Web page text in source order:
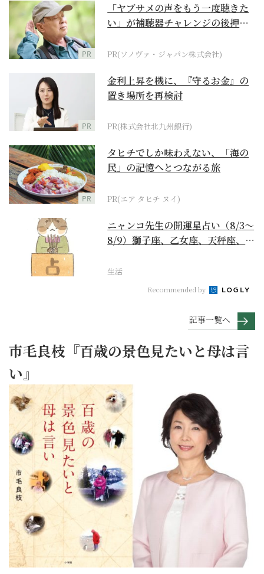
PR
「ヤブサメの声をもう一度聴きた
い」が補聴器チャレンジの後押し
PR(ソノヴァ・ジャパン株式会社)
PR
金利上昇を機に、『守るお金』の
置き場所を再検討
PR(株式会社北九州銀行)
PR
タヒチでしか味わえない、「海の
民」の記憶へとつながる旅
PR(エア タヒチ ヌイ)
ニャンコ先生の開運星占い（8/3～
8/9）獅子座、乙女座、天秤座、蠍
生活
Recommended by
記事一覧へ
市毛良枝『百歳の景色見たいと母は言
い』